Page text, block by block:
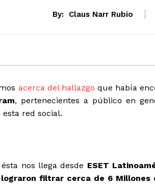
By: Claus Narr Rubio
acerca del hallazgo que había
, pertenecientes a público en
red social.
nos llega desde ESET
lograron filtrar cerca de 6 Millones